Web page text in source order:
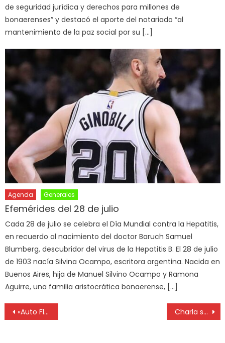
de seguridad jurídica y derechos para millones de
bonaerenses” y destacó el aporte del notariado “al
mantenimiento de la paz social por su […]
Agenda Generales
Efemérides del 28 de julio
Cada 28 de julio se celebra el Día Mundial contra la Hepatitis,
en recuerdo al nacimiento del doctor Baruch Samuel
Blumberg, descubridor del virus de la Hepatitis B. El 28 de julio
de 1903 nacía Silvina Ocampo, escritora argentina. Nacida en
Buenos Aires, hija de Manuel Silvino Ocampo y Ramona
Aguirre, una familia aristocrática bonaerense, […]
«Auto Flap»: suman nuevas funciones en la República de los Niños Charla sobre el transporte y la movilidad en la pospandemia